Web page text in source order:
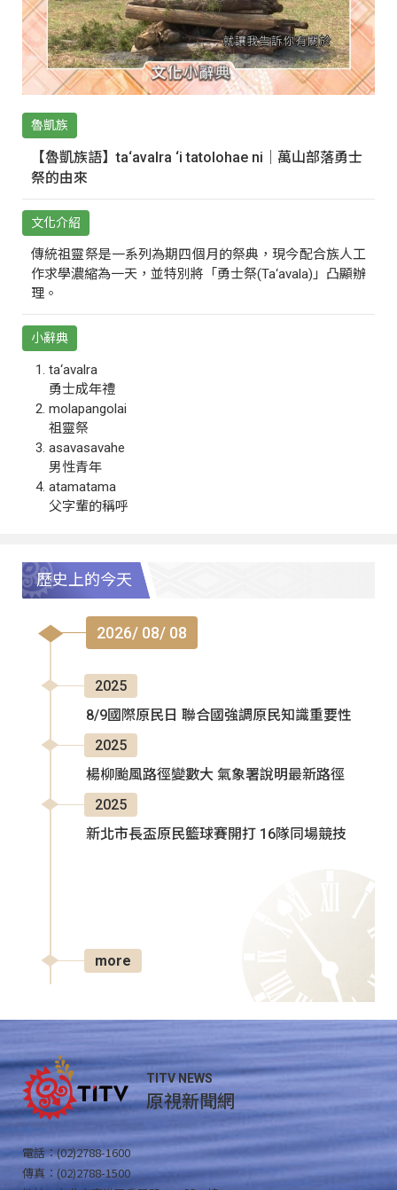
魯凱族
【魯凱族語】ta‘avalra ‘i tatolohae ni｜萬山部落勇士
祭的由來
文化介紹
傳統祖靈祭是一系列為期四個月的祭典，現今配合族人工
作求學濃縮為一天，並特別將「勇士祭(Ta‘avala)」凸顯辦
理。
小辭典
ta‘avalra
勇士成年禮
molapangolai
祖靈祭
asavasavahe
男性青年
atamatama
父字輩的稱呼
歷史上的今天
2026/ 08/ 08
2025
8/9國際原民日 聯合國強調原民知識重要性
2025
楊柳颱風路徑變數大 氣象署說明最新路徑
2025
新北市長盃原民籃球賽開打 16隊同場競技
more
TITV NEWS
原視新聞網
電話：(02)2788-1600
傳真：(02)2788-1500